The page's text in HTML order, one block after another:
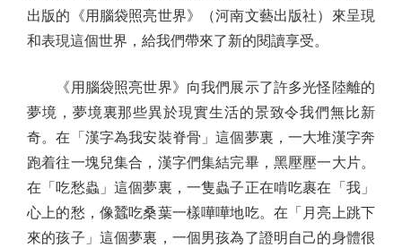
出版的《用腦袋照亮世界》（河南文藝出版社）來呈現
和表現這個世界，給我們帶來了新的閱讀享受。
《用腦袋照亮世界》向我們展示了許多光怪陸離的
夢境，夢境裏那些異於現實生活的景致令我們無比新
奇。在「漢字為我安裝脊骨」這個夢裏，一大堆漢字奔
跑着往一塊兒集合，漢字們集結完畢，黑壓壓一大片。
在「吃愁蟲」這個夢裏，一隻蟲子正在啃吃裹在「我」
心上的愁，像蠶吃桑葉一樣嘩嘩地吃。在「月亮上跳下
來的孩子」這個夢裏，一個男孩為了證明自己的身體很